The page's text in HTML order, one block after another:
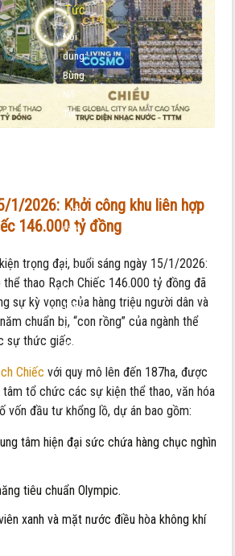
Tức
Nội
dung:
Bùng
Nổ
Tin
Hích
Lịch
Cho
Hạ
Tầng
Và
Bất
Sản
Khu
1/2026: Khởi công khu liên hợp
146.000 tỷ đồng
trọng đại, buổi sáng ngày 15/1/2026:
thể thao Rạch Chiếc 146.000 tỷ đồng đã
sự kỳ vọng của hàng triệu người dân và
chuẩn bị, “con rồng” của ngành thể
sự thức giấc.
Chiếc với quy mô lên đến 187ha, được
tổ chức các sự kiện thể thao, văn hóa
vốn đầu tư khổng lồ, dự án bao gồm:
tâm hiện đại sức chứa hàng chục nghìn
tiêu chuẩn Olympic.
xanh và mặt nước điều hòa không khí